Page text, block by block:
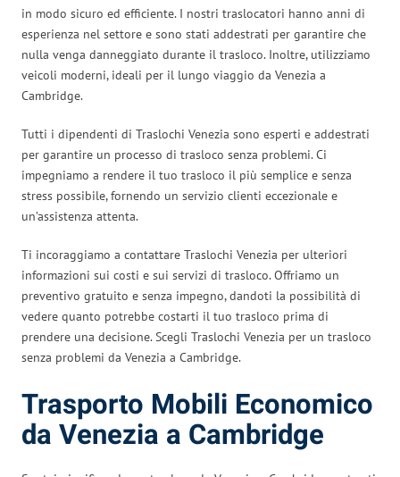
in modo sicuro ed efficiente. I nostri traslocatori hanno anni di
esperienza nel settore e sono stati addestrati per garantire che
nulla venga danneggiato durante il trasloco. Inoltre, utilizziamo
veicoli moderni, ideali per il lungo viaggio da Venezia a
Cambridge.
Tutti i dipendenti di Traslochi Venezia sono esperti e addestrati
per garantire un processo di trasloco senza problemi. Ci
impegniamo a rendere il tuo trasloco il più semplice e senza
stress possibile, fornendo un servizio clienti eccezionale e
un’assistenza attenta.
Ti incoraggiamo a contattare Traslochi Venezia per ulteriori
informazioni sui costi e sui servizi di trasloco. Offriamo un
preventivo gratuito e senza impegno, dandoti la possibilità di
vedere quanto potrebbe costarti il tuo trasloco prima di
prendere una decisione. Scegli Traslochi Venezia per un trasloco
senza problemi da Venezia a Cambridge.
Trasporto Mobili Economico
da Venezia a Cambridge